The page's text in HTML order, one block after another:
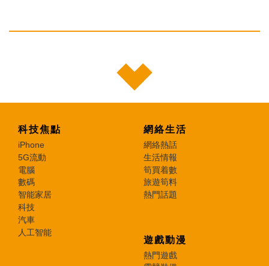
科技焦點
iPhone
5G流動
電腦
數碼
智能家居
科技
汽車
人工智能
網絡生活
網絡熱話
生活情報
筍買着數
旅遊筍料
熱門話題
遊戲動漫
熱門遊戲